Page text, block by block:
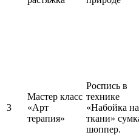
3
Мастер класс
«Арт
терапия»
Роспись в
технике
«Набойка на
ткани»
шоппер.